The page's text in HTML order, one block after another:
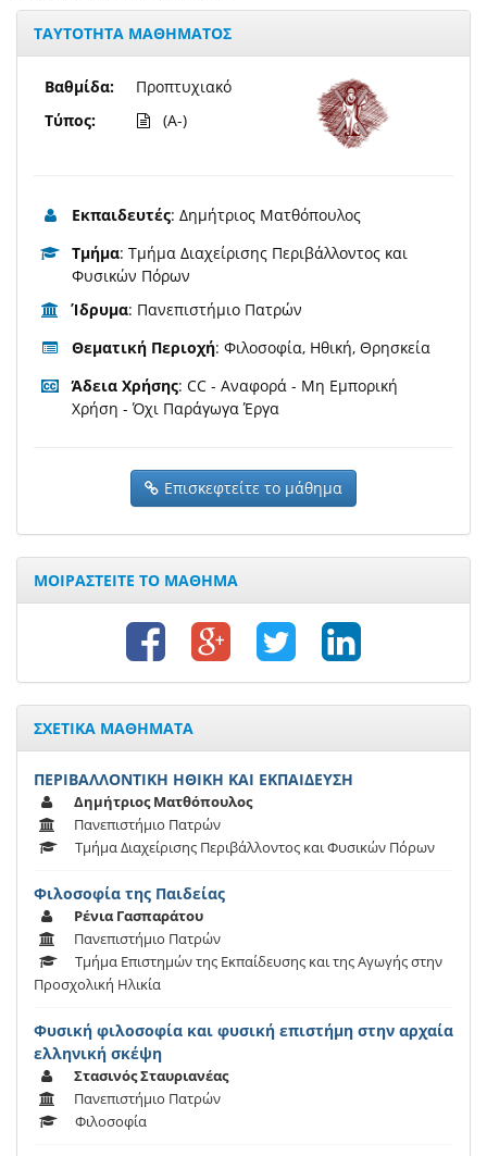
ΤΑΥΤΟΤΗΤΑ ΜΑΘΗΜΑΤΟΣ
Βαθμίδα:
Τύπος:
Προπτυχιακό
(A-)
Εκπαιδευτές: Δημήτριος Ματθόπουλος
Τμήμα: Τμήμα Διαχείρισης Περιβάλλοντος και
Φυσικών Πόρων
Ίδρυμα: Πανεπιστήμιο Πατρών
Θεματική Περιοχή: Φιλοσοφία, Ηθική, Θρησκεία
Άδεια Χρήσης: CC - Αναφορά - Μη Εμπορική
Χρήση - Όχι Παράγωγα Έργα
Επισκεφτείτε το μάθημα
ΜΟΙΡΑΣΤΕΙΤΕ ΤΟ ΜΑΘΗΜΑ
ΣΧΕΤΙΚΑ ΜΑΘΗΜΑΤΑ
ΠΕΡΙΒΑΛΛΟΝΤΙΚΗ ΗΘΙΚΗ ΚΑΙ ΕΚΠΑΙΔΕΥΣΗ
Δημήτριος Ματθόπουλος
Πανεπιστήμιο Πατρών
Τμήμα Διαχείρισης Περιβάλλοντος και Φυσικών Πόρων
Φιλοσοφία της Παιδείας
Ρένια Γασπαράτου
Πανεπιστήμιο Πατρών
Τμήμα Επιστημών της Εκπαίδευσης και της Αγωγής στην
Προσχολική Ηλικία
Φυσική φιλοσοφία και φυσική επιστήμη στην αρχαία
ελληνική σκέψη
Στασινός Σταυριανέας
Πανεπιστήμιο Πατρών
Φιλοσοφία